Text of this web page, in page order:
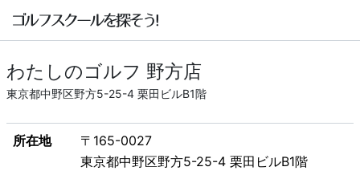
わたしのゴルフ 野方店
東京都中野区野方5-25-4 栗田ビルB1階
所在地
〒165-0027
東京都中野区野方5-25-4 栗田ビルB1階